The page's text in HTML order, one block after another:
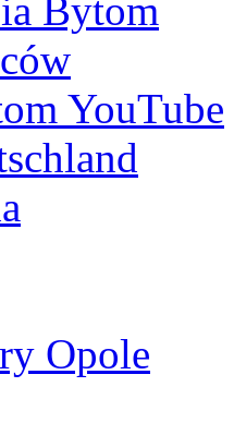
Bytom
YouTube
Opole